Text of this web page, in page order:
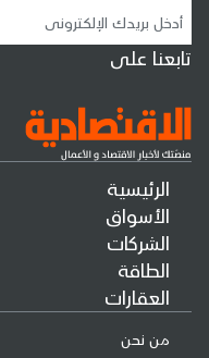
الرئيسية
الأسواق
الشركات
الطاقة
العقارات
من نحن
تابعنا على